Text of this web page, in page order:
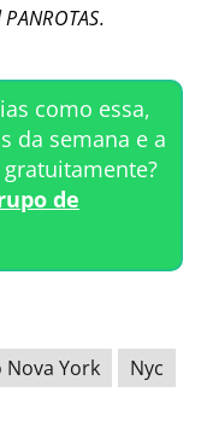
como essa,
da semana e a
gratuitamente?
de
York
Nyc